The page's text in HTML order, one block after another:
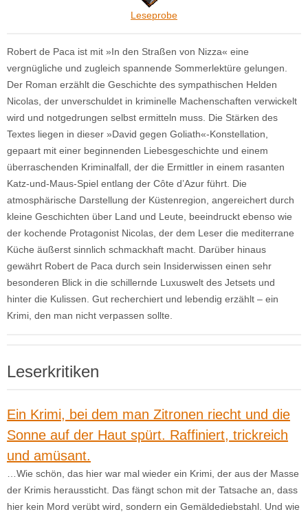
Leseprobe
Robert de Paca ist mit »In den Straßen von Nizza« eine
vergnügliche und zugleich spannende Sommerlektüre gelungen.
Der Roman erzählt die Geschichte des sympathischen Helden
Nicolas, der unverschuldet in kriminelle Machenschaften verwickelt
wird und notgedrungen selbst ermitteln muss. Die Stärken des
Textes liegen in dieser »David gegen Goliath«-Konstellation,
gepaart mit einer beginnenden Liebesgeschichte und einem
überraschenden Kriminalfall, der die Ermittler in einem rasanten
Katz-und-Maus-Spiel entlang der Côte d’Azur führt. Die
atmosphärische Darstellung der Küstenregion, angereichert durch
kleine Geschichten über Land und Leute, beeindruckt ebenso wie
der kochende Protagonist Nicolas, der dem Leser die mediterrane
Küche äußerst sinnlich schmackhaft macht. Darüber hinaus
gewährt Robert de Paca durch sein Insiderwissen einen sehr
besonderen Blick in die schillernde Luxuswelt des Jetsets und
hinter die Kulissen. Gut recherchiert und lebendig erzählt – ein
Krimi, den man nicht verpassen sollte.
Leserkritiken
Ein Krimi, bei dem man Zitronen riecht und die
Sonne auf der Haut spürt. Raffiniert, trickreich
und amüsant.
…Wie schön, das hier war mal wieder ein Krimi, der aus der Masse
der Krimis heraussticht. Das fängt schon mit der Tatsache an, dass
hier kein Mord verübt wird, sondern ein Gemäldediebstahl. Und wie